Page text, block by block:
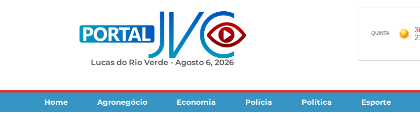
Lucas do Rio Verde - Agosto 6, 2026
Home Agronegócio Economia Polícia Política Esporte